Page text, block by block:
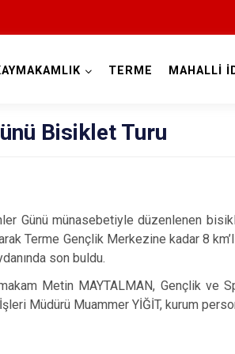
TERME MAHALLİ
Bisiklet Turu
Günü münasebetiyle düzenlenen
Terme Gençlik Merkezine kadar 8
son buldu.
Metin MAYTALMAN, Gençlik ve
Müdürü Muammer YİĞİT, kurum